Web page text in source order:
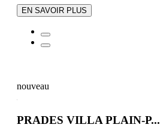
EN SAVOIR PLUS
nouveau
PRADES VILLA PLAIN-P...